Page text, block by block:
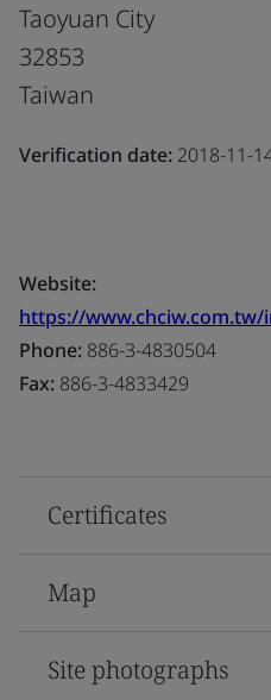
Taoyuan City
32853
Taiwan
Verification date: 2018-11-
Website:
https://
Phone: 886-3-4830504
Fax: 886-3-4833429
Certificates
Map
Site photographs